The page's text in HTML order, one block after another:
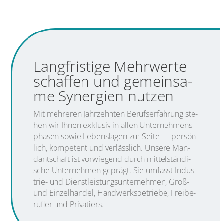
Lang­fris­ti­ge Mehr­wer­te
schaf­fen und gemein­sa­
me Syn­er­gien nutzen
Mit meh­re­ren Jahr­zehn­ten Berufs­er­fah­rung ste­
hen wir Ihnen exklu­siv in allen Unter­neh­mens­
pha­sen sowie Lebens­la­gen zur Sei­te — per­sön­
lich, kom­pe­tent und ver­läss­lich. Unse­re Man­
dant­schaft ist vor­wie­gend durch mit­tel­stän­di­
sche Unter­neh­men geprägt. Sie umfasst Indus­
trie- und Dienst­leis­tungs­un­ter­neh­men, Groß-
und Ein­zel­han­del, Hand­werks­be­trie­be, Frei­be­
ruf­ler und Privatiers.